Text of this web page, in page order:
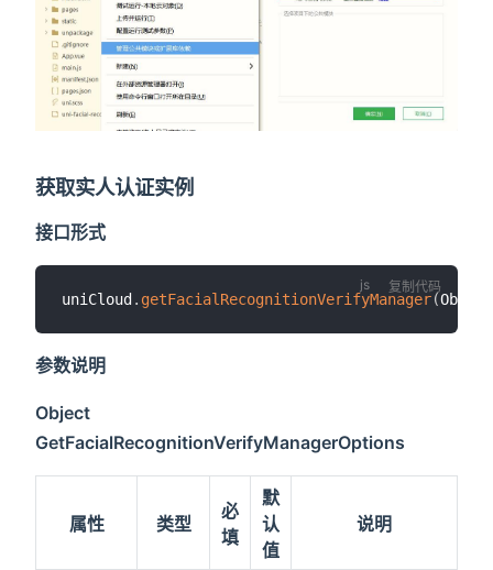
获取实人认证实例
接口形式
uniCloud . getFacialRecognitionVerifyManager(
复制代码
参数说明
Object
GetFacialRecognitionVerifyManagerOptions
属性 类型
必
填
默
认
值
说明